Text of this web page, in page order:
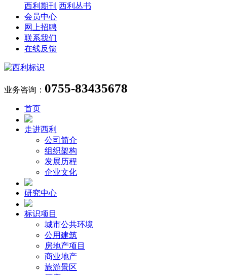
西利期刊 西利丛书
会员中心
网上招聘
联系我们
在线反馈
业务咨询： 0755-83435678
首页
走进西利
公司简介
组织架构
发展历程
企业文化
研究中心
标识项目
城市公共环境
公用建筑
房地产项目
商业地产
旅游景区